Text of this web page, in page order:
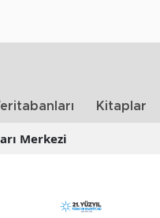
Kitaplar
Merkezi